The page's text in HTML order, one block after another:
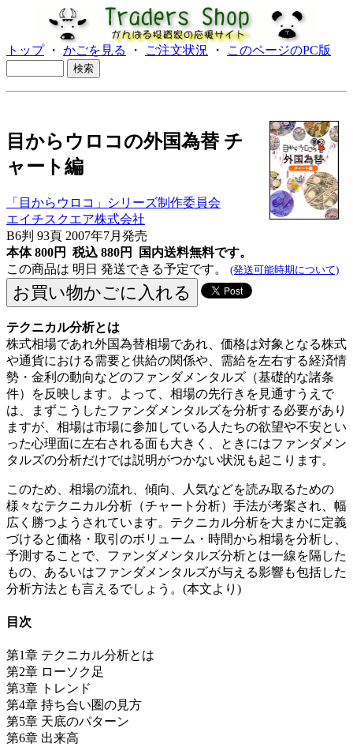
トップ・ かごを見る ・ ご注文状況 ・ このページのPC版
目からウロコの外国為替 チ
ャート編
「目からウロコ」シリーズ制作委員会
エイチスクエア株式会社
B6判 93頁 2007年7月発売
本体 800円 税込 880円
国内送料無料です。
この商品は 明日 発送できる予定です。 (発送可能時期について)
テクニカル分析とは
株式相場であれ外国為替相場であれ、価格は対象となる株式
や通貨における需要と供給の関係や、需給を左右する経済情
勢・金利の動向などのファンダメンタルズ（基礎的な諸条
件）を反映します。よって、相場の先行きを見通すうえで
は、まずこうしたファンダメンタルズを分析する必要があり
ますが、相場は市場に参加している人たちの欲望や不安とい
った心理面に左右される面も大きく、ときにはファンダメン
タルズの分析だけでは説明がつかない状況も起こります。
このため、相場の流れ、傾向、人気などを読み取るための
様々なテクニカル分析（チャート分析）手法が考案され、幅
広く勝つようされています。テクニカル分析を大まかに定義
づけると価格・取引のボリューム・時間から相場を分析し、
予測することで、ファンダメンタルズ分析とは一線を隔した
もの、あるいはファンダメンタルズが与える影響も包括した
分析方法とも言えるでしょう。(本文より)
目次
第1章 テクニカル分析とは
第2章 ローソク足
第3章 トレンド
第4章 持ち合い圏の見方
第5章 天底のパターン
第6章 出来高